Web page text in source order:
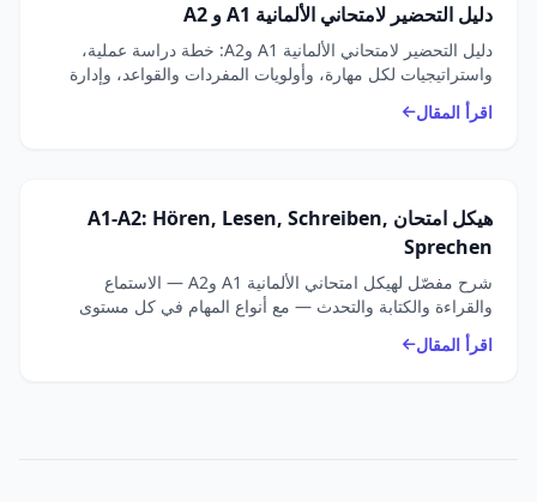
دليل التحضير لامتحاني الألمانية A1 و A2
دليل التحضير لامتحاني الألمانية A1 وA2: خطة دراسة عملية،
واستراتيجيات لكل مهارة، وأولويات المفردات والقواعد، وإدارة
الوقت، وروابط لمواد Goethe وtelc وÖSD الرسمية.
اقرأ المقال
هيكل امتحان A1-A2: Hören, Lesen, Schreiben,
Sprechen
شرح مفصّل لهيكل امتحاني الألمانية A1 وA2 — الاستماع
والقراءة والكتابة والتحدث — مع أنواع المهام في كل مستوى
وأمثلة، والفروق بين معاهد Goethe وtelc وÖSD.
اقرأ المقال